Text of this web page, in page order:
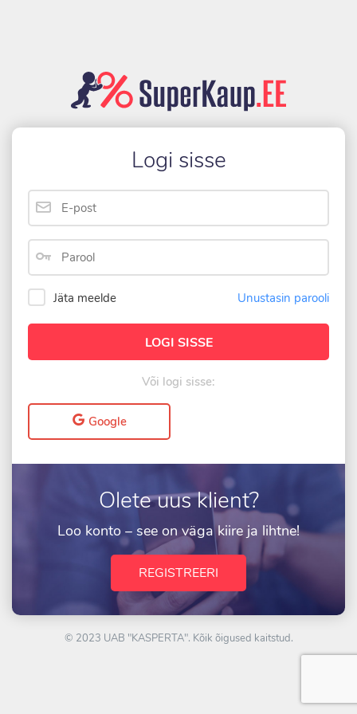
Olete uus klient?
Loo konto – see on väga kiire ja lihtne!
REGISTREERI
Logi sisse
Jäta meelde Unustasin parooli
LOGI SISSE
Või logi sisse:
Google
© 2023 UAB "KASPERTA". Kõik õigused kaitstud.